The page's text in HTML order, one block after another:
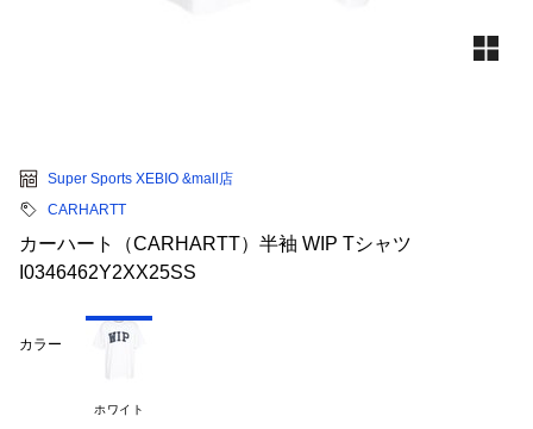
Super Sports XEBIO &mall店
CARHARTT
カーハート（CARHARTT）半袖 WIP Tシャツ
I0346462Y2XX25SS
カラー
ホワイト